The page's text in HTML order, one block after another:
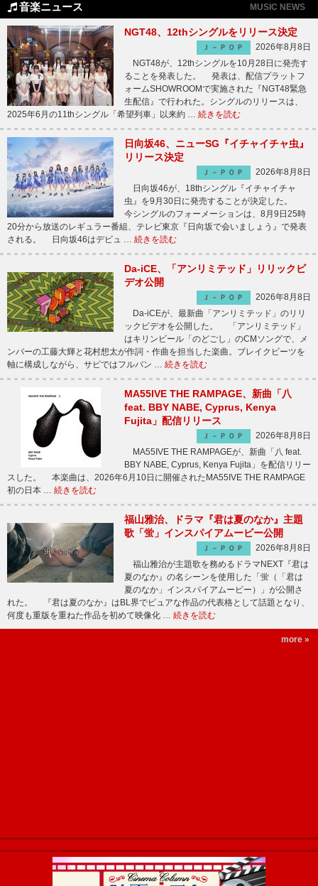
音楽ニュース MUSIC NEWS
NGT48、12thシングルをリリース決定
Ｊ－ＰＯＰ
2026年8月8日
NGT48が、12thシングルを10月28日に発売す
ることを発表した。 発表は、配信プラットフ
ォームSHOWROOMで実施された『NGT48緊急
生配信』で行われた。シングルのリリースは、
2025年6月の11thシングル「希望列車」以来約 … 続きを読む
日向坂46、ニューSG『イチャイチャ虫』
リリース決定
Ｊ－ＰＯＰ
2026年8月8日
日向坂46が、18thシングル『イチャイチャ
虫』を9月30日に発売することが決定した。
今シングルのフォーメーションは、8月9日25時
20分から放送のレギュラー番組、テレビ東京『日向坂で会いましょう』で発表
される。 日向坂46はデビュ … 続きを読む
Da-iCE、「アンリミテッド」リリックビ
デオ公開
Ｊ－ＰＯＰ
2026年8月8日
Da-iCEが、最新曲「アンリミテッド」のリリ
ックビデオを公開した。 「アンリミテッド」
はキリンビール「のどごし」のCMソングで、メ
ンバーの工藤大輝と花村想太が作詞・作曲を担当した楽曲。ブレイクビーツを
軸に構成しながら、サビではフルバン … 続きを読む
MA55IVE THE RAMPAGE、新曲「八
feat. BBY NABE, Cyprus, Kenya
Fujita」配信リリース
Ｊ－ＰＯＰ
2026年8月8日
MA55IVE THE RAMPAGEが、新曲「八 feat.
BBY NABE, Cyprus, Kenya Fujita」を配信リリー
スした。 本楽曲は、2026年6月10日に開催されたMA55IVE THE RAMPAGE
初の日本 … 続きを読む
福山雅治、ドラマ『君は夏のなか』主題
歌「蛍」インスパイアムービー公開
Ｊ－ＰＯＰ
2026年8月8日
福山雅治が主題歌を務めるドラマNEXT『君は
夏のなか』の名シーンを使用した「蛍（「君は
夏のなか」インスパイアムービー）」が公開さ
れた。 『君は夏のなか』はBL界でピュアな作品の代表格として話題となり、
何度も重版を重ねた作品を初めて映像化 … 続きを読む
more »